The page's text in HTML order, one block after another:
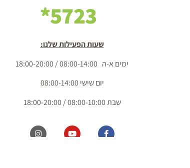
5723*
שעות הפעילות שלנו:
ימים א-ה 08:00-14:00 / 18:00-20:00
יום שישי 08:00-14:00
שבת 08:00-10:00 / 18:00-20:00